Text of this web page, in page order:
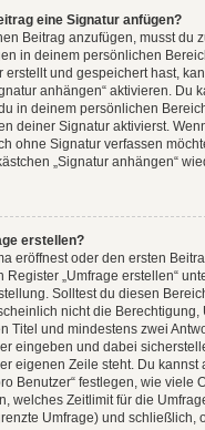
eine Signatur anfügen?
Beitrag anzufügen, musst du
in deinem persönlichen
erstellt und gespeichert hast,
anhängen“ aktivieren. Du
in deinem persönlichen
deiner Signatur aktivierst.
ohne Signatur verfassen
„Signatur anhängen“
erstellen?
eröffnest oder den ersten
Register „Umfrage erstellen“
Solltest du diesen
nicht die Berechtigung,
Titel und mindestens zwei
eingeben und dabei
eigenen Zeile steht. Du kannst
Benutzer“ festlegen, wie viele
welches Zeitlimit für die
Umfrage) und schließlich,